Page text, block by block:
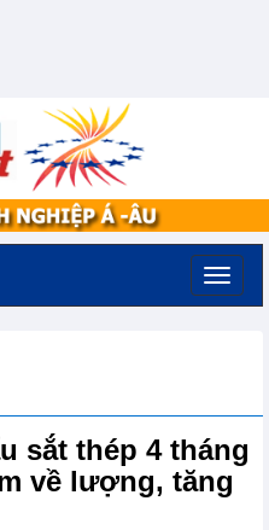
sắt thép 4 tháng
về lượng, tăng